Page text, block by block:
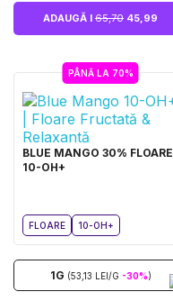
ADAUGĂ I 65,70 45,99
PÂNĂ LA 70%
BLUE MANGO 30% FLOARE
10-OH+
FLOARE 10-OH+
1G (53,13 LEI/G -30%)